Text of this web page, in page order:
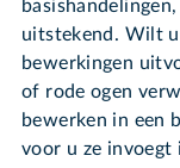
uitstekend. Wilt u
bewerkingen
of rode ogen
bewerken in een
voor u ze invoegt